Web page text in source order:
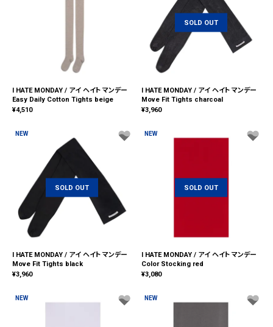
I HATE MONDAY / アイ ヘイト マンデー
Easy Daily Cotton Tights beige
¥4,510
SOLD OUT
I HATE MONDAY / アイ ヘイト マンデー
Move Fit Tights charcoal
¥3,960
NEW
SOLD OUT
I HATE MONDAY / アイ ヘイト マンデー
Move Fit Tights black
¥3,960
NEW
SOLD OUT
I HATE MONDAY / アイ ヘイト マンデー
Color Stocking red
¥3,080
NEW NEW